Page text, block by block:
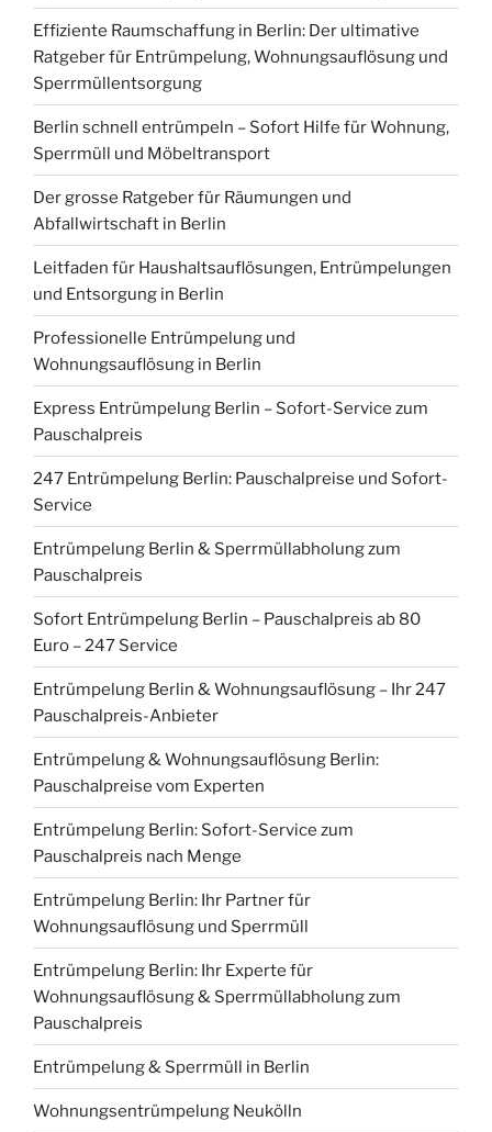
Effiziente Raumschaffung in Berlin: Der ultimative
Ratgeber für Entrümpelung, Wohnungsauflösung und
Sperrmüllentsorgung
Berlin schnell entrümpeln – Sofort Hilfe für Wohnung,
Sperrmüll und Möbeltransport
Der grosse Ratgeber für Räumungen und
Abfallwirtschaft in Berlin
Leitfaden für Haushaltsauflösungen, Entrümpelungen
und Entsorgung in Berlin
Professionelle Entrümpelung und
Wohnungsauflösung in Berlin
Express Entrümpelung Berlin – Sofort-Service zum
Pauschalpreis
247 Entrümpelung Berlin: Pauschalpreise und Sofort-
Service
Entrümpelung Berlin & Sperrmüllabholung zum
Pauschalpreis
Sofort Entrümpelung Berlin – Pauschalpreis ab 80
Euro – 247 Service
Entrümpelung Berlin & Wohnungsauflösung – Ihr 247
Pauschalpreis-Anbieter
Entrümpelung & Wohnungsauflösung Berlin:
Pauschalpreise vom Experten
Entrümpelung Berlin: Sofort-Service zum
Pauschalpreis nach Menge
Entrümpelung Berlin: Ihr Partner für
Wohnungsauflösung und Sperrmüll
Entrümpelung Berlin: Ihr Experte für
Wohnungsauflösung & Sperrmüllabholung zum
Pauschalpreis
Entrümpelung & Sperrmüll in Berlin
Wohnungsentrümpelung Neukölln